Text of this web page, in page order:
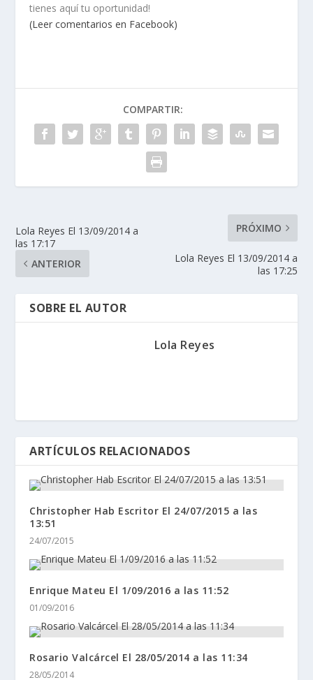
tienes aquí tu oportunidad!
(Leer comentarios en Facebook)
COMPARTIR:
Lola Reyes El 13/09/2014 a
las 17:17
ANTERIOR
PRÓXIMO
Lola Reyes El 13/09/2014 a
las 17:25
SOBRE EL AUTOR
Lola Reyes
ARTÍCULOS RELACIONADOS
Christopher Hab Escritor El 24/07/2015 a las
13:51
24/07/2015
Enrique Mateu El 1/09/2016 a las 11:52
01/09/2016
Rosario Valcárcel El 28/05/2014 a las 11:34
28/05/2014